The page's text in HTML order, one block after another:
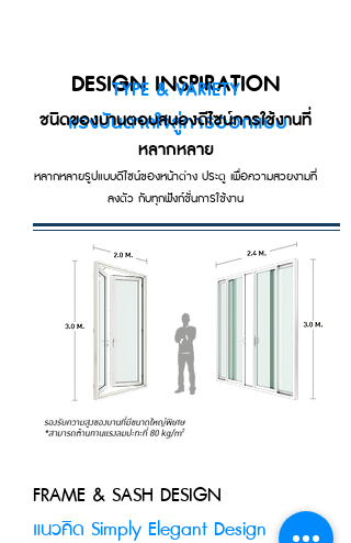
DESIGN INSPIRATION
แรงบันดาลใจสู่การออกแบบ
TYPE & VARIETY
ชนิดของบานตอบสนองดีไซน์การใช้งานที่
หลากหลาย
หลากหลายรูปแบบดีไซน์ของหน้าต่าง ประตู เพื่อความสวยงามที่
ลงตัว กับทุกฟังก์ชั่นการใช้งาน
FRAME & SASH DESIGN
แนวคิด Simply Elegant Design